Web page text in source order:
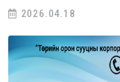
2026.04.18